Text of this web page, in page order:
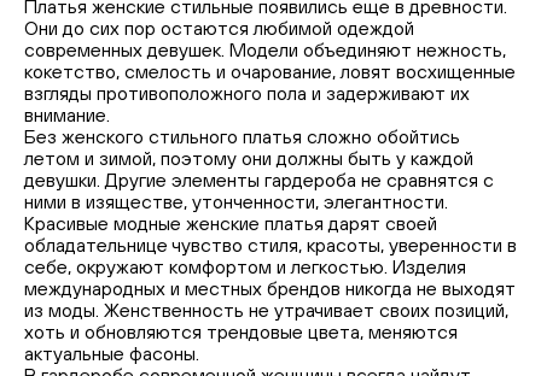
Платья женские стильные появились еще в древности.
Они до сих пор остаются любимой одеждой
современных девушек. Модели объединяют нежность,
кокетство, смелость и очарование, ловят восхищенные
взгляды противоположного пола и задерживают их
внимание.
Без женского стильного платья сложно обойтись
летом и зимой, поэтому они должны быть у каждой
девушки. Другие элементы гардероба не сравнятся с
ними в изяществе, утонченности, элегантности.
Красивые модные женские платья дарят своей
обладательнице чувство стиля, красоты, уверенности в
себе, окружают комфортом и легкостью. Изделия
международных и местных брендов никогда не выходят
из моды. Женственность не утрачивает своих позиций,
хоть и обновляются трендовые цвета, меняются
актуальные фасоны.